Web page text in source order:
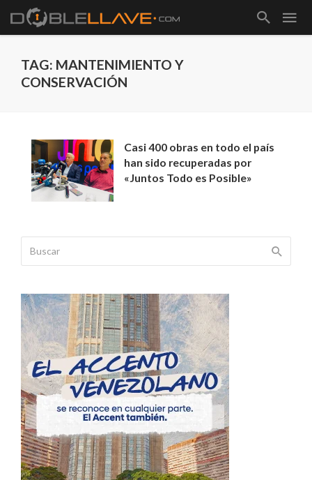
TAG: MANTENIMIENTO Y
CONSERVACIÓN
Casi 400 obras en todo el país
han sido recuperadas por
«Juntos Todo es Posible»